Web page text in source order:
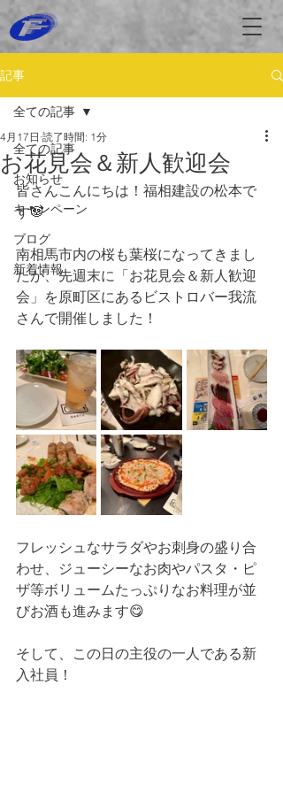
記事
全ての記事
お知らせ
キャンペーン
ブログ
新着情報
全ての記事
お花見会＆新人歓迎会
4月17日 読了時間: 1分
皆さんこんにちは！福相建設の松本で
す🐼
南相馬市内の桜も葉桜になってきまし
たが、先週末に「お花見会＆新人歓迎
会」を原町区にあるビストロバー我流
さんで開催しました！
フレッシュなサラダやお刺身の盛り合
わせ、ジューシーなお肉やパスタ・ピ
ザ等ボリュームたっぷりなお料理が並
びお酒も進みます😋
そして、この日の主役の一人である新
入社員！